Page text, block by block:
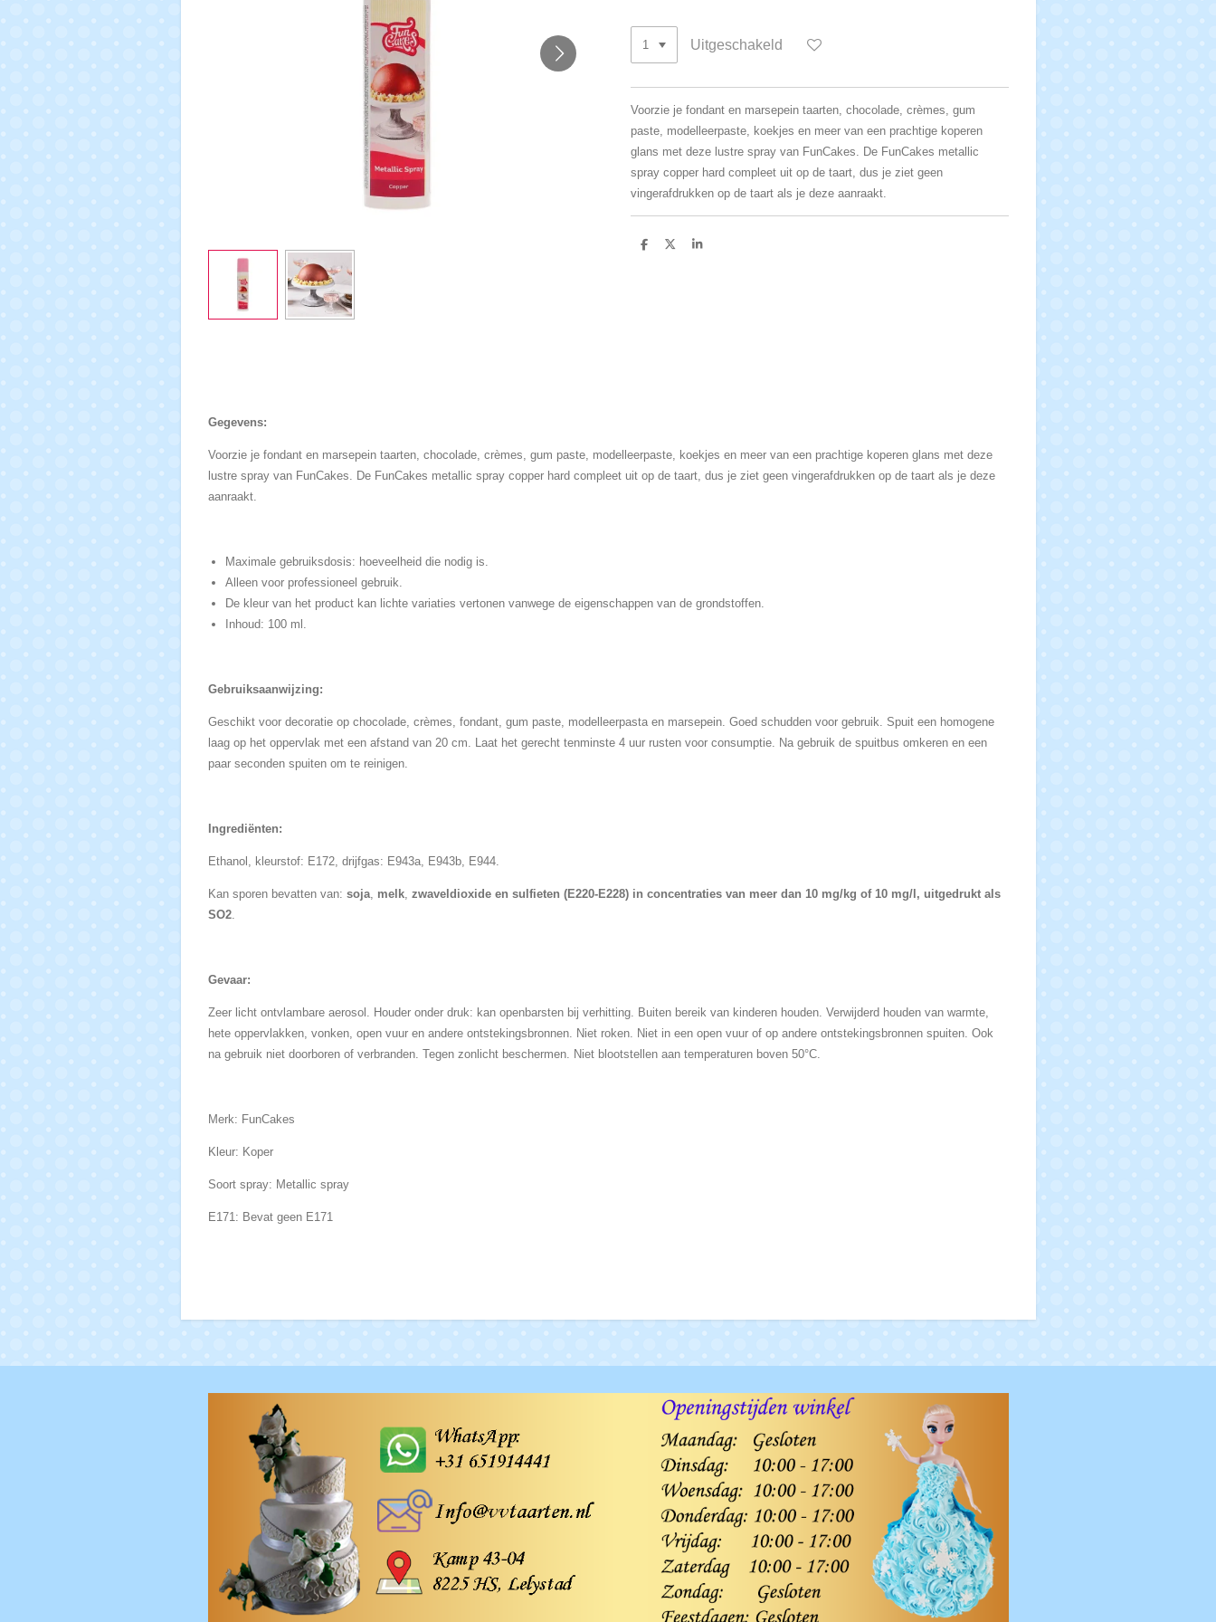
Uitgeschakeld
Voorzie je fondant en marsepein taarten, chocolade, crèmes, gum
paste, modelleerpaste, koekjes en meer van een prachtige koperen
glans met deze lustre spray van FunCakes. De FunCakes metallic
spray copper hard compleet uit op de taart, dus je ziet geen
vingerafdrukken op de taart als je deze aanraakt.
D
D
S
Gegevens:
Voorzie je fondant en marsepein taarten, chocolade, crèmes, gum paste, modelleerpaste, koekjes en meer van een prachtige koperen glans met deze
lustre spray van FunCakes. De FunCakes metallic spray copper hard compleet uit op de taart, dus je ziet geen vingerafdrukken op de taart als je deze
aanraakt.
Maximale gebruiksdosis: hoeveelheid die nodig is.
Alleen voor professioneel gebruik.
De kleur van het product kan lichte variaties vertonen vanwege de eigenschappen van de grondstoffen.
Inhoud: 100 ml.
Gebruiksaanwijzing:
Geschikt voor decoratie op chocolade, crèmes, fondant, gum paste, modelleerpasta en marsepein. Goed schudden voor gebruik. Spuit een homogene
laag op het oppervlak met een afstand van 20 cm. Laat het gerecht tenminste 4 uur rusten voor consumptie. Na gebruik de spuitbus omkeren en een
paar seconden spuiten om te reinigen.
Ingrediënten:
Ethanol, kleurstof: E172, drijfgas: E943a, E943b, E944.
Kan sporen bevatten van: soja, melk, zwaveldioxide en sulfieten (E220-E228) in concentraties van meer dan 10 mg/kg of 10 mg/l, uitgedrukt als
SO2.
Gevaar:
Zeer licht ontvlambare aerosol. Houder onder druk: kan openbarsten bij verhitting. Buiten bereik van kinderen houden. Verwijderd houden van warmte,
hete oppervlakken, vonken, open vuur en andere ontstekingsbronnen. Niet roken. Niet in een open vuur of op andere ontstekingsbronnen spuiten. Ook
na gebruik niet doorboren of verbranden. Tegen zonlicht beschermen. Niet blootstellen aan temperaturen boven 50°C.
Merk: FunCakes
Kleur: Koper
Soort spray: Metallic spray
E171: Bevat geen E171